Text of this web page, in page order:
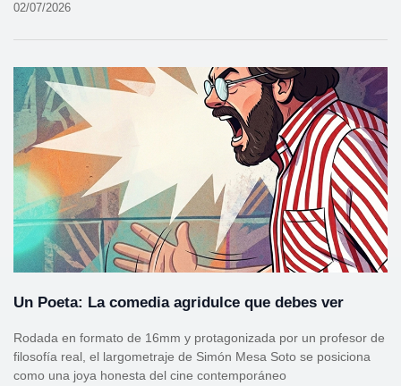
02/07/2026
Un Poeta: La comedia agridulce que debes ver
Rodada en formato de 16mm y protagonizada por un profesor de
filosofía real, el largometraje de Simón Mesa Soto se posiciona
como una joya honesta del cine contemporáneo